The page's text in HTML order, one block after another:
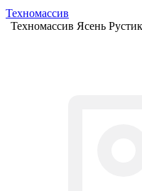
Техномассив
Техномассив Ясень